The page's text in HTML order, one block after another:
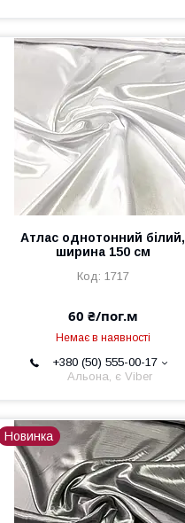
Атлас однотонний білий,
ширина 150 см
1717
60 ₴/пог.м
Немає в наявності
+380 (50) 555-00-17
Альона, є Viber
Новинка